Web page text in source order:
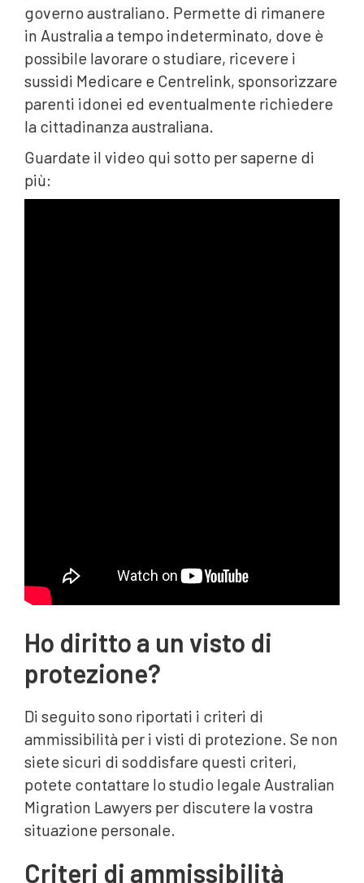
governo australiano. Permette di rimanere
in Australia a tempo indeterminato, dove è
possibile lavorare o studiare, ricevere i
sussidi Medicare e Centrelink, sponsorizzare
parenti idonei ed eventualmente richiedere
la cittadinanza australiana.
Guardate il video qui sotto per saperne di
più:
Ho diritto a un visto di
protezione?
Di seguito sono riportati i criteri di
ammissibilità per i visti di protezione. Se non
siete sicuri di soddisfare questi criteri,
potete contattare lo studio legale Australian
Migration Lawyers per discutere la vostra
situazione personale.
Criteri di ammissibilità